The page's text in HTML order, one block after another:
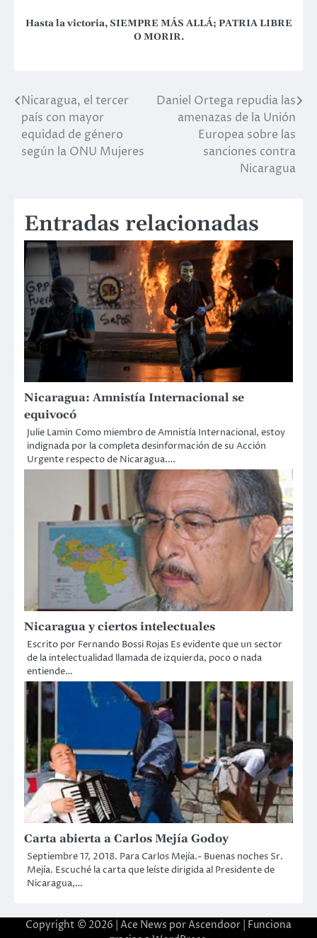
Hasta la victoria, SIEMPRE MÁS ALLÁ; PATRIA LIBRE
O MORIR.
Navegación
de
entradas
Nicaragua, el tercer
país con mayor
equidad de género
según la ONU Mujeres
Daniel Ortega repudia las
amenazas de la Unión
Europea sobre las
sanciones contra
Nicaragua
Entradas relacionadas
Nicaragua: Amnistía Internacional se
equivocó
Julie Lamin Como miembro de Amnistía Internacional, estoy
indignada por la completa desinformación de su Acción
Urgente respecto de Nicaragua.…
Nicaragua y ciertos intelectuales
Escrito por Fernando Bossi Rojas Es evidente que un sector
de la intelectualidad llamada de izquierda, poco o nada
entiende…
Carta abierta a Carlos Mejía Godoy
Septiembre 17, 2018. Para Carlos Mejía.- Buenas noches Sr.
Mejía. Escuché la carta que leíste dirigida al Presidente de
Nicaragua,…
Copyright © 2026 | Ace News porAscendoor | Funciona